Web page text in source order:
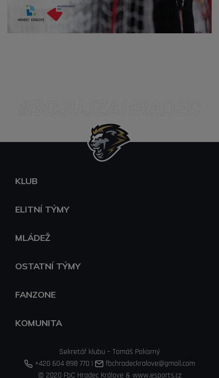
KLUB
ELITNÍ TÝMY
MLÁDEŽ
OSTATNÍ TÝMY
FANZONE
KOMUNITA
Sekretář klubu – Tomáš Pokorný
+420 604 898 770 |
fbchradeckralove@gmail.com
© 2020 FbC Hradec Králove & www.esports.cz